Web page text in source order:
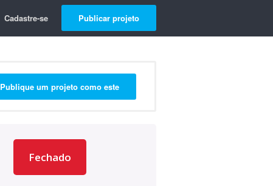
Cadastre-se Publicar projeto
Publique um projeto como este
Fechado